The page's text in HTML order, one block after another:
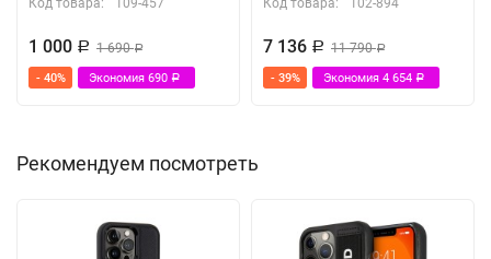
Код товара: 109-457
1 000 Р 1 690Р
- 40% Экономия 690 Р
Код товара: 102-894
7 136 Р 11 790Р
- 39% Экономия 4 654 Р
Рекомендуем посмотреть